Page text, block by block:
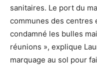
sanitaires. Le port du
communes des centres
condamné les bulles
réunions », explique
marquage au sol pour